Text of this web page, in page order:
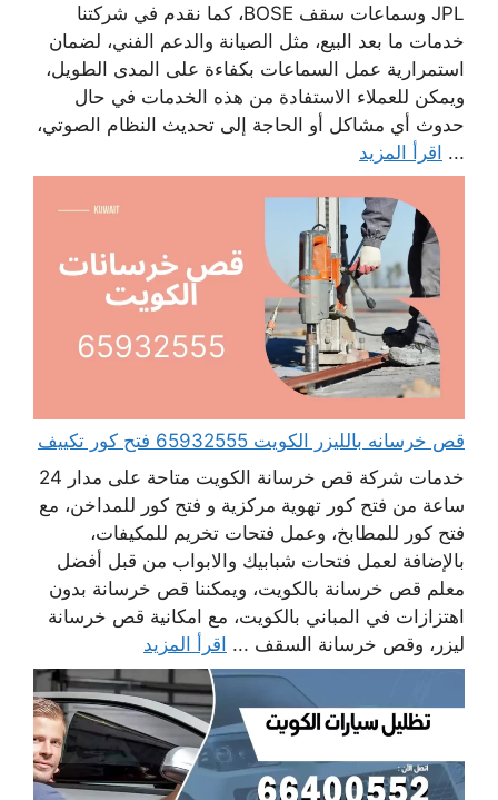
JPL وسماعات سقف BOSE، كما نقدم في شركتنا
خدمات ما بعد البيع، مثل الصيانة والدعم الفني، لضمان
استمرارية عمل السماعات بكفاءة على المدى الطويل،
ويمكن للعملاء الاستفادة من هذه الخدمات في حال
حدوث أي مشاكل أو الحاجة إلى تحديث النظام الصوتي،
... اقرأ المزيد
قص خرسانه بالليزر الكويت 65932555 فتح كور تكييف
خدمات شركة قص خرسانة الكويت متاحة على مدار 24
ساعة من فتح كور تهوية مركزية و فتح كور للمداخن، مع
فتح كور للمطابخ، وعمل فتحات تخريم للمكيفات،
بالإضافة لعمل فتحات شبابيك والابواب من قبل أفضل
معلم قص خرسانة بالكويت، ويمكننا قص خرسانة بدون
اهتزازات في المباني بالكويت، مع امكانية قص خرسانة
ليزر، وقص خرسانة السقف ... اقرأ المزيد